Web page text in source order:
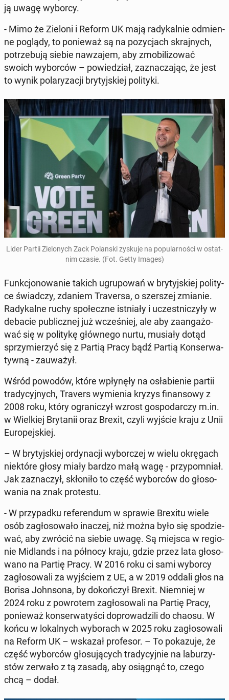
ją uwagę wyborcy.
- Mimo że Zieloni i Reform UK mają ra­dy­kal­nie od­mien­
ne poglądy, to po­nie­waż są na po­zy­cjach skraj­nych,
po­trze­bu­ją siebie na­wza­jem, aby zmo­bi­li­zo­wać
swoich wy­bor­ców – po­wie­dział, za­zna­cza­jąc, że jest
to wynik po­la­ry­za­cji bry­tyj­skiej po­li­ty­ki.
Lider Partii Zie­lo­nych Zack Po­lan­ski zyskuje na po­pu­lar­no­ści w ostat­
nim czasie. (Fot. Getty Images)
Funk­cjo­no­wa­nie takich ugru­po­wań w bry­tyj­skiej po­li­ty­
ce świad­czy, zdaniem Tra­ver­sa, o szer­szej zmianie.
Ra­dy­kal­ne ruchy spo­łecz­ne ist­nia­ły i uczest­ni­czy­ły w
debacie pu­blicz­nej już wcze­śniej, ale aby za­an­ga­żo­
wać się w po­li­ty­kę głów­ne­go nurtu, musiały dotąd
sprzy­mie­rzyć się z Partią Pracy bądź Partią Kon­ser­wa­
tyw­ną - za­uwa­żył.
Wśród powodów, które wpły­nę­ły na osła­bie­nie partii
tra­dy­cyj­nych, Travers wy­mie­nia kryzys fi­nan­so­wy z
2008 roku, który ogra­ni­czył wzrost go­spo­dar­czy m.in.
w Wiel­kiej Bry­ta­nii oraz Brexit, czyli wyjście kraju z Unii
Eu­ro­pej­skiej.
– W bry­tyj­skiej or­dy­na­cji wy­bor­czej w wielu okrę­gach
nie­któ­re głosy miały bardzo małą wagę - przy­po­mniał.
Jak za­zna­czył, skło­ni­ło to część wy­bor­ców do gło­so­
wa­nia na znak pro­te­stu.
- W przy­pad­ku re­fe­ren­dum w sprawie Brexitu wiele
osób za­gło­so­wa­ło inaczej, niż można było się spo­dzie­
wać, aby zwrócić na siebie uwagę. Są miejsca w re­gio­
nie Mi­dlands i na północy kraju, gdzie przez lata gło­so­
wa­no na Partię Pracy. W 2016 roku ci sami wyborcy
za­gło­so­wa­li za wyj­ściem z UE, a w 2019 oddali głos na
Borisa John­so­na, by do­koń­czył Brexit. Nie­mniej w
2024 roku z po­wro­tem za­gło­so­wa­li na Partię Pracy,
po­nie­waż kon­ser­wa­ty­ści do­pro­wa­dzi­li do chaosu. W
końcu w lo­kal­nych wy­bo­rach w 2025 roku za­gło­so­wa­li
na Reform UK – wskazał pro­fe­sor. – To po­ka­zu­je, że
część wy­bor­ców gło­su­ją­cych tra­dy­cyj­nie na la­bu­rzy­
stów zerwało z tą zasadą, aby osią­gnąć to, czego
chcą – dodał.